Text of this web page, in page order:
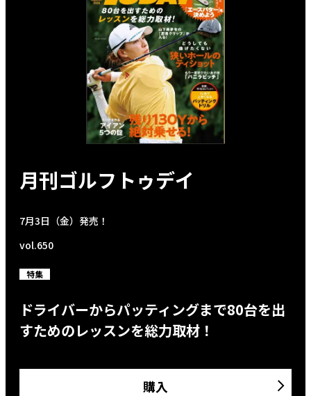
月刊ゴルフトゥデイ
7月3日（金）発売！
vol.650
特集
ドライバーからパッティングまで80台を出
すためのレッスンを総力取材！
購入